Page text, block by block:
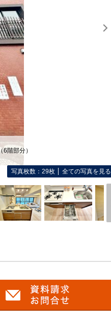
階部分）
写真枚数：29枚 全ての写真を見る